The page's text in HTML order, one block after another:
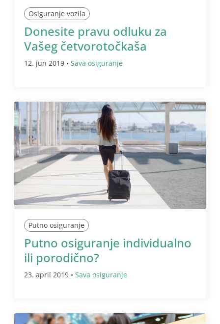
Osiguranje vozila
Donesite pravu odluku za
Vašeg četvorotočkaša
12. jun 2019 • Sava osiguranje
Putno osiguranje
Putno osiguranje individualno
ili porodično?
23. april 2019 • Sava osiguranje